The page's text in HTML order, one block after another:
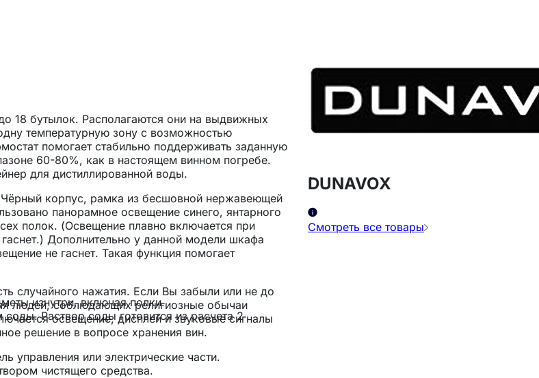
18 бутылок. Располагаются они на выдвижных
температурную зону с возможностью
помогает стабильно поддерживать заданную
60-80%, как в настоящем винном погребе.
для дистиллированной воды.
корпус, рамка из бесшовной нержавеющей
панорамное освещение синего, янтарного
полок. (Освещение плавно включается при
Дополнительно у данной модели шкафа
не гаснет. Такая функция помогает
случайного нажатия. Если Вы забыли или не до
людей, соблюдающих религиозные обычаи
освещение, дисплей и звуковые сигналы
решение в вопросе хранения вин.
изнутри, включая полки.
Раствор соды готовится из расчета 2
управления или электрические части.
чистящего средства.
DUNAVOX
Смотреть все товары